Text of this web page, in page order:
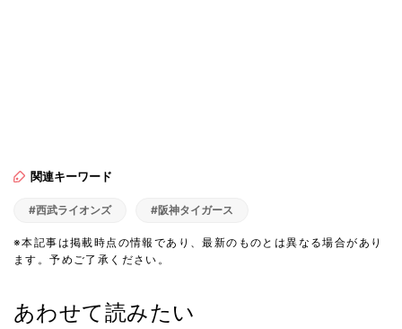
関連キーワード
#西武ライオンズ #阪神タイガース
※本記事は掲載時点の情報であり、最新のものとは異なる場合があり
ます。予めご了承ください。
あわせて読みたい